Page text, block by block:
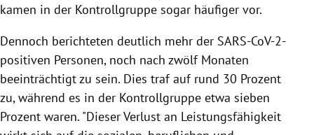
kamen in der Kontrollgruppe sogar häufiger vor.
Dennoch berichteten deutlich mehr der SARS-CoV-2-
positiven Personen, noch nach zwölf Monaten
beeinträchtigt zu sein. Dies traf auf rund 30 Prozent
zu, während es in der Kontrollgruppe etwa sieben
Prozent waren. "Dieser Verlust an Leistungsfähigkeit